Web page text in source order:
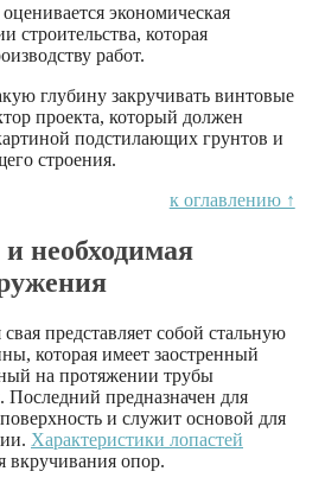
экономическая
строительства, которая
работ.
глубину закручивать винтовые
проекта, который должен
подстилающих грунтов и
строения.
к оглавлению ↑
необходимая
представляет собой стальную
которая имеет заостренный
на протяжении трубы
Последний предназначен для
и служит основой для
Характеристики лопастей
вкручивания опор.